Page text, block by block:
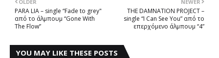
NEWER
THE DAMNATION PROJECT –
single “I Can See You” από το
επερχόμενο άλμπουμ “4”
OLDER
PARA LIA – single “Fade to grey"
από το άλμπουμ “Gone With
The Flow”
YOU MAY LIKE THESE POSTS